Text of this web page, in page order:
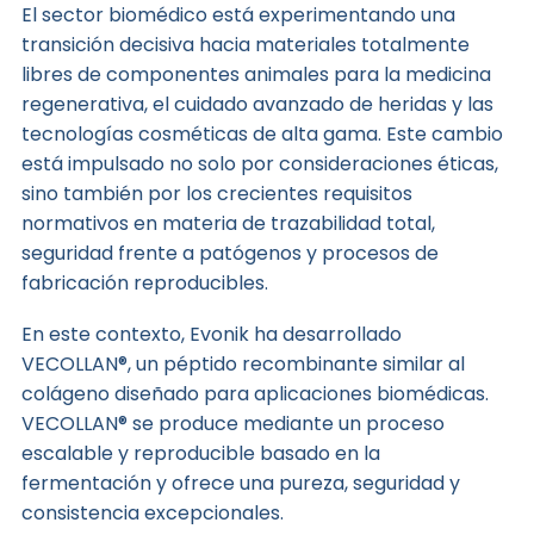
El sector biomédico está experimentando una
transición decisiva hacia materiales totalmente
libres de componentes animales para la medicina
regenerativa, el cuidado avanzado de heridas y las
tecnologías cosméticas de alta gama. Este cambio
está impulsado no solo por consideraciones éticas,
sino también por los crecientes requisitos
normativos en materia de trazabilidad total,
seguridad frente a patógenos y procesos de
fabricación reproducibles.
En este contexto, Evonik ha desarrollado
VECOLLAN®, un péptido recombinante similar al
colágeno diseñado para aplicaciones biomédicas.
VECOLLAN® se produce mediante un proceso
escalable y reproducible basado en la
fermentación y ofrece una pureza, seguridad y
consistencia excepcionales.